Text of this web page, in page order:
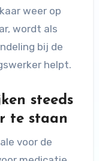
weer op
wordt als
bij de
helpt.
steeds
te staan
voor de